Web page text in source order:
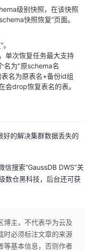
级别快照，在该快照
快照恢复”页面。
单次恢复任务最大支持
名为"原schema名
名为原表名+备份id组
会drop恢复表名的表。
好的解决集群数据丢失的
搜索“GaussDB DWS”关
数仓黑科技，后台还可获
博主，不代表华为云及
时必须标注文章的来源
等基本信息，否则作者